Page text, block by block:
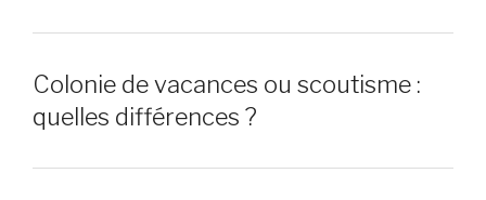
Colonie de vacances ou scoutisme :
quelles différences ?